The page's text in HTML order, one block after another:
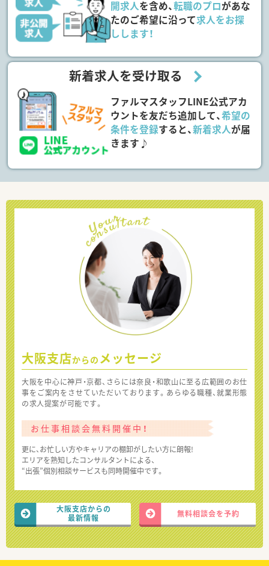
開求人を含め、転職のプロがあな
たのご希望に沿って求人をお探
しします！
新着求人を受け取る
ファルマスタッフLINE公式アカ
ウントを友だち追加して、希望の
条件を登録すると、新着求人が届
きます♪
大阪支店からの メッセージ
大阪を中心に神戸・京都、さらには奈良・和歌山に至る広範囲のお仕
事をご案内をさせていただいております。あらゆる職種、就業形態
の求人提案が可能です。
お仕事相談会無料開催中！
更に、お忙しい方やキャリアの棚卸がしたい方に朗報!
エリアを熟知したコンサルタントによる、
“出張”個別相談サービスも同時開催中です。
大阪支店からの
最新情報
無料相談会を予約